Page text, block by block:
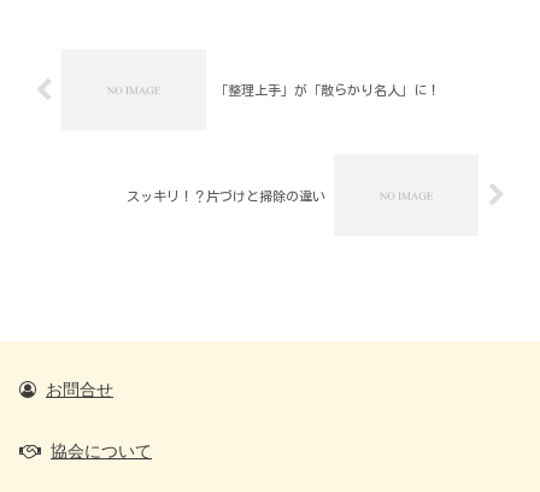
「整理上手」が「散らかり名人」に！
スッキリ！？片づけと掃除の違い
お問合せ
協会について